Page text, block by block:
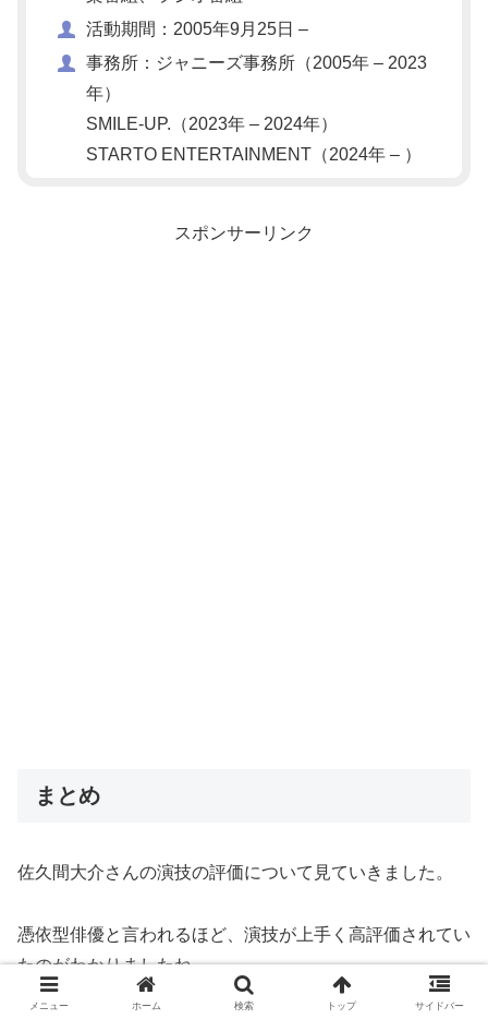
活動期間：2005年9月25日 –
事務所：ジャニーズ事務所（2005年 – 2023
年）
SMILE-UP.（2023年 – 2024年）
STARTO ENTERTAINMENT（2024年 – ）
スポンサーリンク
まとめ
佐久間大介さんの演技の評価について見ていきました。
憑依型俳優と言われるほど、演技が上手く高評価されてい
たのがわかりましたね。
メニュー ホーム 検索 トップ サイドバー